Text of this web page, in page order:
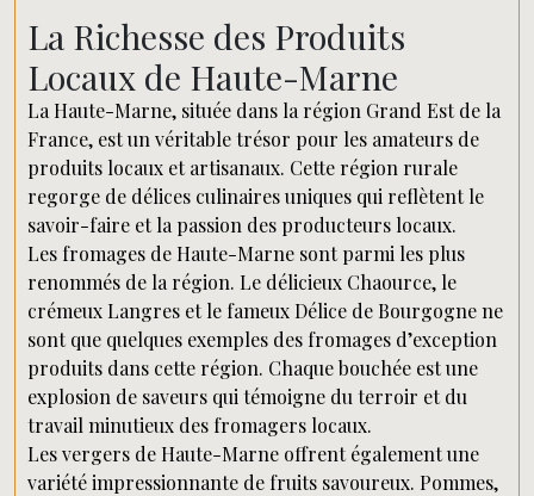
La Richesse des Produits
Locaux de Haute-Marne
La Haute-Marne, située dans la région Grand Est de la
France, est un véritable trésor pour les amateurs de
produits locaux et artisanaux. Cette région rurale
regorge de délices culinaires uniques qui reflètent le
savoir-faire et la passion des producteurs locaux.
Les fromages de Haute-Marne sont parmi les plus
renommés de la région. Le délicieux Chaource, le
crémeux Langres et le fameux Délice de Bourgogne ne
sont que quelques exemples des fromages d’exception
produits dans cette région. Chaque bouchée est une
explosion de saveurs qui témoigne du terroir et du
travail minutieux des fromagers locaux.
Les vergers de Haute-Marne offrent également une
variété impressionnante de fruits savoureux. Pommes,